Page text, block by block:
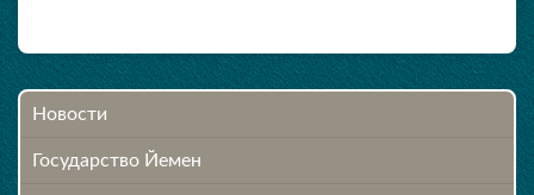
Новости
Государство Йемен